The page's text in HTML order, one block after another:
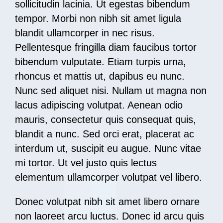
sollicitudin lacinia. Ut egestas bibendum
tempor. Morbi non nibh sit amet ligula
blandit ullamcorper in nec risus.
Pellentesque fringilla diam faucibus tortor
bibendum vulputate. Etiam turpis urna,
rhoncus et mattis ut, dapibus eu nunc.
Nunc sed aliquet nisi. Nullam ut magna non
lacus adipiscing volutpat. Aenean odio
mauris, consectetur quis consequat quis,
blandit a nunc. Sed orci erat, placerat ac
interdum ut, suscipit eu augue. Nunc vitae
mi tortor. Ut vel justo quis lectus
elementum ullamcorper volutpat vel libero.
Donec volutpat nibh sit amet libero ornare
non laoreet arcu luctus. Donec id arcu quis